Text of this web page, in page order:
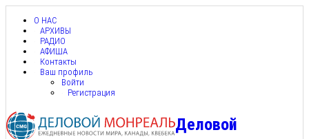
О НАС
АРХИВЫ
РАДИО
АФИША
Контакты
Ваш профиль
Войти
Регистрация
Деловой